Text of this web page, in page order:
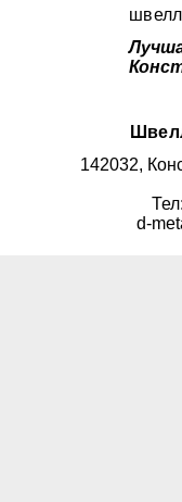
142032,
d-